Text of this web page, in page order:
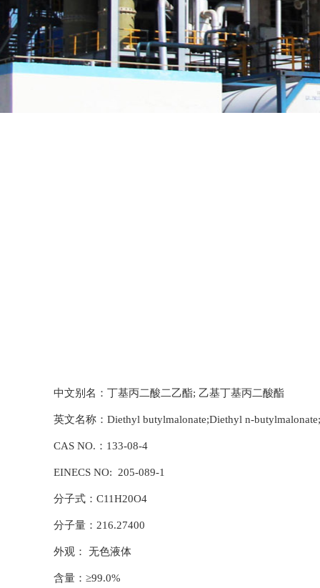
中文别名：丁基丙二酸二乙酯; 乙基丁基丙二酸酯
英文名称：Diethyl butylmalonate;Diethyl n-
CAS NO.：133-08-4
EINECS NO: 205-089-1
分子式：C11H20O4
分子量：216.27400
外观： 无色液体
含量：≥99.0%